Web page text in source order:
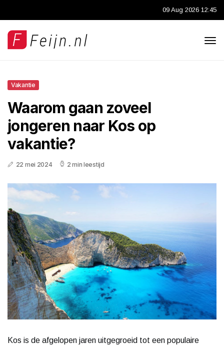
09 Aug 2026 12:45
Vakantie
Waarom gaan zoveel
jongeren naar Kos op
vakantie?
22 mei 2024 2 min leestijd
Kos is de afgelopen jaren uitgegroeid tot een populaire